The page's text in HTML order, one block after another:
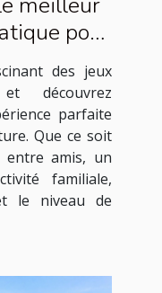
pour
des jeux
découvrez
parfaite
Que ce soit
entre amis, un
familiale,
le niveau de